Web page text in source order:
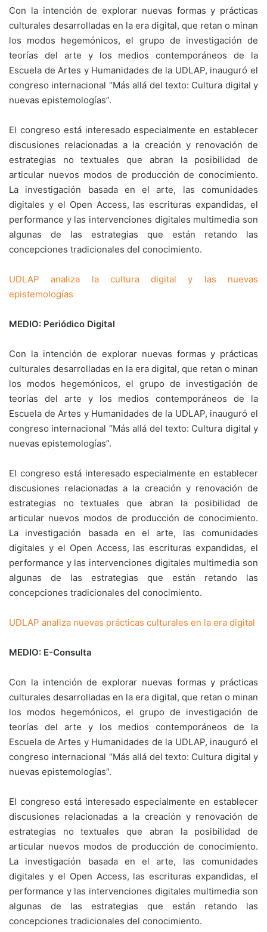
Con la intención de explorar nuevas formas y prácticas
culturales desarrolladas en la era digital, que retan o minan
los modos hegemónicos, el grupo de investigación de
teorías del arte y los medios contemporáneos de la
Escuela de Artes y Humanidades de la UDLAP, inauguró el
congreso internacional “Más allá del texto: Cultura digital y
nuevas epistemologías”.
El congreso está interesado especialmente en establecer
discusiones relacionadas a la creación y renovación de
estrategias no textuales que abran la posibilidad de
articular nuevos modos de producción de conocimiento.
La investigación basada en el arte, las comunidades
digitales y el Open Access, las escrituras expandidas, el
performance y las intervenciones digitales multimedia son
algunas de las estrategias que están retando las
concepciones tradicionales del conocimiento.
UDLAP analiza la cultura digital y las nuevas
epistemologías
MEDIO: Periódico Digital
Con la intención de explorar nuevas formas y prácticas
culturales desarrolladas en la era digital, que retan o minan
los modos hegemónicos, el grupo de investigación de
teorías del arte y los medios contemporáneos de la
Escuela de Artes y Humanidades de la UDLAP, inauguró el
congreso internacional “Más allá del texto: Cultura digital y
nuevas epistemologías”.
El congreso está interesado especialmente en establecer
discusiones relacionadas a la creación y renovación de
estrategias no textuales que abran la posibilidad de
articular nuevos modos de producción de conocimiento.
La investigación basada en el arte, las comunidades
digitales y el Open Access, las escrituras expandidas, el
performance y las intervenciones digitales multimedia son
algunas de las estrategias que están retando las
concepciones tradicionales del conocimiento.
UDLAP analiza nuevas prácticas culturales en la era digital
MEDIO: E-Consulta
Con la intención de explorar nuevas formas y prácticas
culturales desarrolladas en la era digital, que retan o minan
los modos hegemónicos, el grupo de investigación de
teorías del arte y los medios contemporáneos de la
Escuela de Artes y Humanidades de la UDLAP, inauguró el
congreso internacional “Más allá del texto: Cultura digital y
nuevas epistemologías”.
El congreso está interesado especialmente en establecer
discusiones relacionadas a la creación y renovación de
estrategias no textuales que abran la posibilidad de
articular nuevos modos de producción de conocimiento.
La investigación basada en el arte, las comunidades
digitales y el Open Access, las escrituras expandidas, el
performance y las intervenciones digitales multimedia son
algunas de las estrategias que están retando las
concepciones tradicionales del conocimiento.